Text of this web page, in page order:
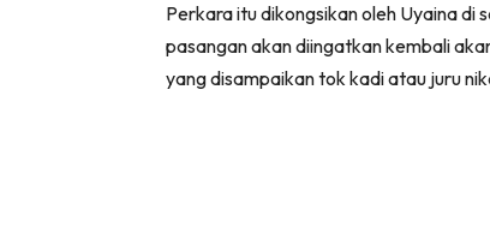
Perkara itu dikongsikan oleh Uyaina di
pasangan akan diingatkan kembali
yang disampaikan tok kadi atau juru